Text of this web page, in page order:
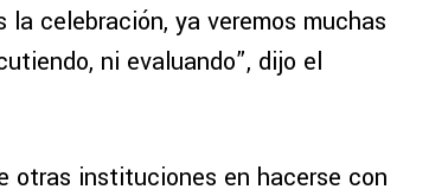
la celebración, ya veremos muchas
ni evaluando”, dijo el
otras instituciones en hacerse con